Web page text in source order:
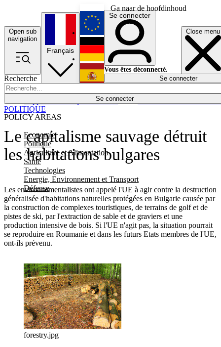
Ga naar de hoofdinhoud
Open sub
navigation
Close menu
Recherche
Se connecter
POLICY AREAS
Economie
Politique
Agriculture et Alimentation
Santé
Technologies
Energie, Environnement et Transport
Défense
Économie
Français
English
Deutsch
Español
Se connecter
Vous êtes déconnecté.
Se connecter
Le capitalisme sauvage détruit
les habitations bulgares
Les environnementalistes ont appelé l'UE à agir contre la destruction
généralisée d'habitations naturelles protégées en Bulgarie causée par
la construction de complexes touristiques, de terrains de golf et de
pistes de ski, par l'extraction de sable et de graviers et une
production intensive de bois. Si l'UE n'agit pas, la situation pourrait
se reproduire en Roumanie et dans les futurs Etats membres de l'UE,
ont-ils prévenu.
POLITIQUE
forestry.jpg